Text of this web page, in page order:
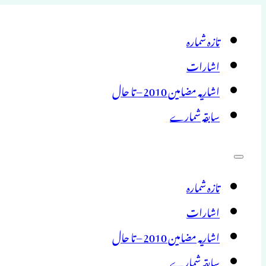
تازہ شمارہ
اشارات
اشاریہ مضامین 2010 – تا حال
سابقہ شمارے
تازہ شمارہ
اشارات
اشاریہ مضامین 2010 – تا حال
سابقہ شمارے